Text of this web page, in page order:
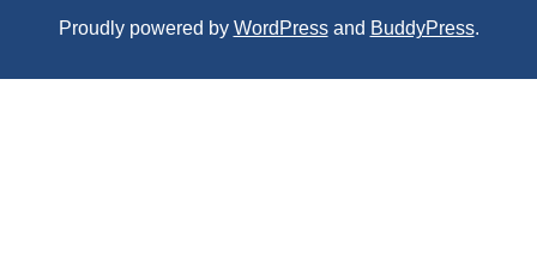
Proudly powered by WordPressand BuddyPress.